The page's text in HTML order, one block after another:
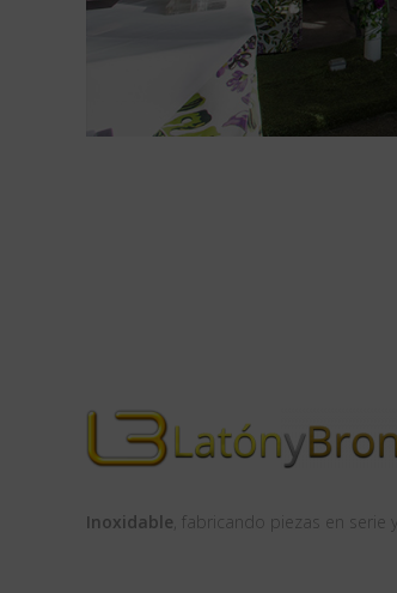
Inoxidable, fabricando piezas en serie y